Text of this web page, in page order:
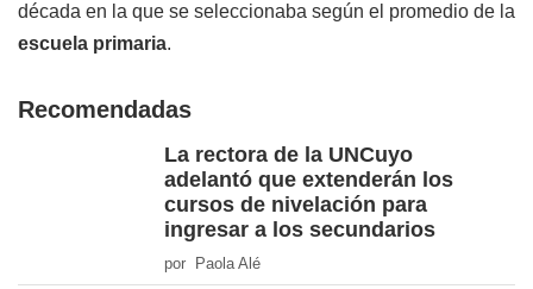
década en la que se seleccionaba según el promedio de la
escuela primaria.
Recomendadas
La rectora de la UNCuyo
adelantó que extenderán los
cursos de nivelación para
ingresar a los secundarios
por Paola Alé